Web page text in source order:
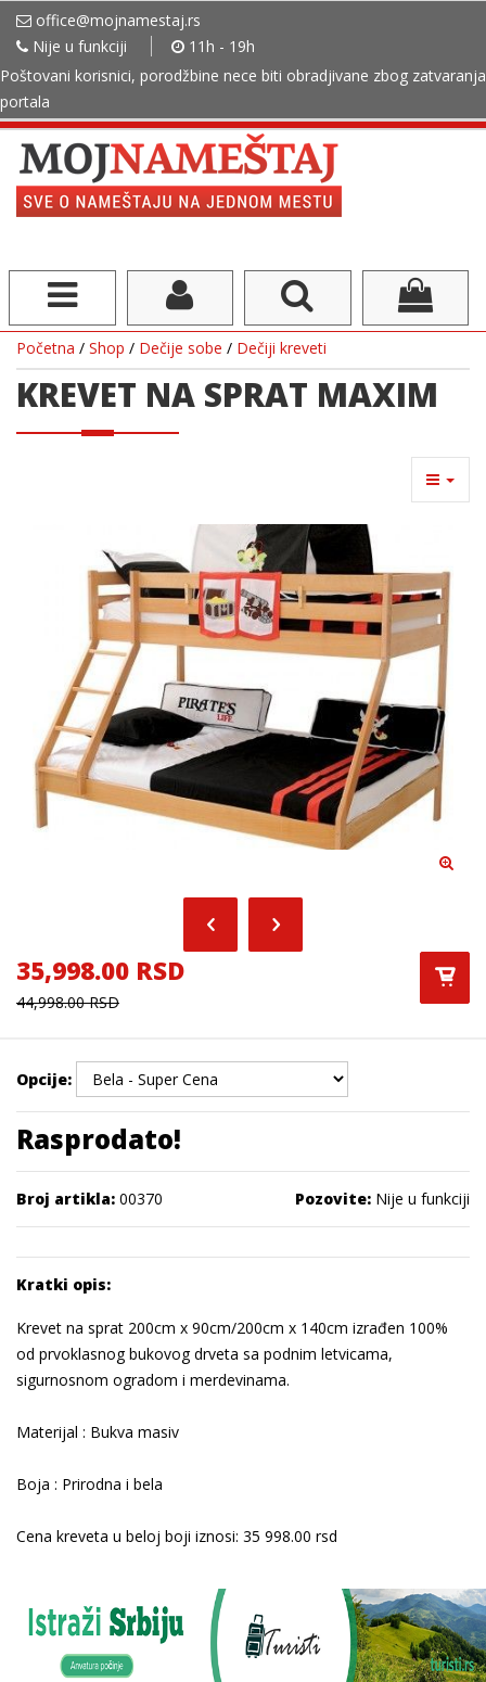
office@mojnamestaj.rs
Nije u funkciji
11h - 19h
Poštovani korisnici, porodžbine nece biti obradjivane zbog zatvaranja
portala
Početna / Shop / Dečije sobe / Dečiji kreveti
KREVET NA SPRAT MAXIM
35,998.00 RSD
44,998.00 RSD
Opcije:
Rasprodato!
Broj artikla: 00370 Pozovite: Nije u funkciji
Kratki opis:
Krevet na sprat 200cm x 90cm/200cm x 140cm izrađen 100%
od prvoklasnog bukovog drveta sa podnim letvicama,
sigurnosnom ogradom i merdevinama.
Materijal : Bukva masiv
Boja : Prirodna i bela
Cena kreveta u beloj boji iznosi: 35 998.00 rsd